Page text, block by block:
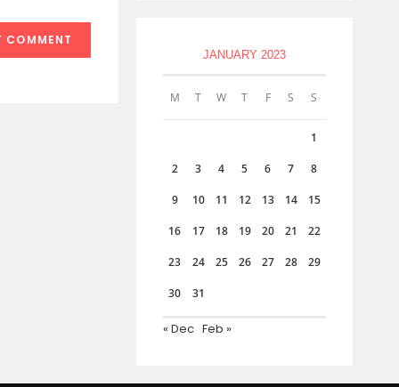
JANUARY 2023
M T W T F S S
1
2 3 4 5 6 7 8
9 10 11 12 13 14 15
16 17 18 19 20 21 22
23 24 25 26 27 28 29
30 31
« Dec Feb »